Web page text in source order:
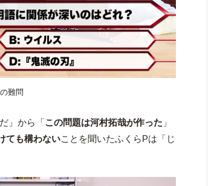
難問
」から「この問題は河村拓哉が作った 」
ても構わないことを聞いたふくらPは「じ